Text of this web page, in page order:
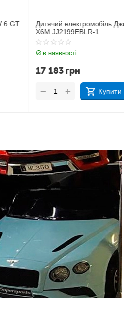
Дитячий електромобіль Джип BMW
X6M JJ2199EBLR-1
в наявності
грн
Купити